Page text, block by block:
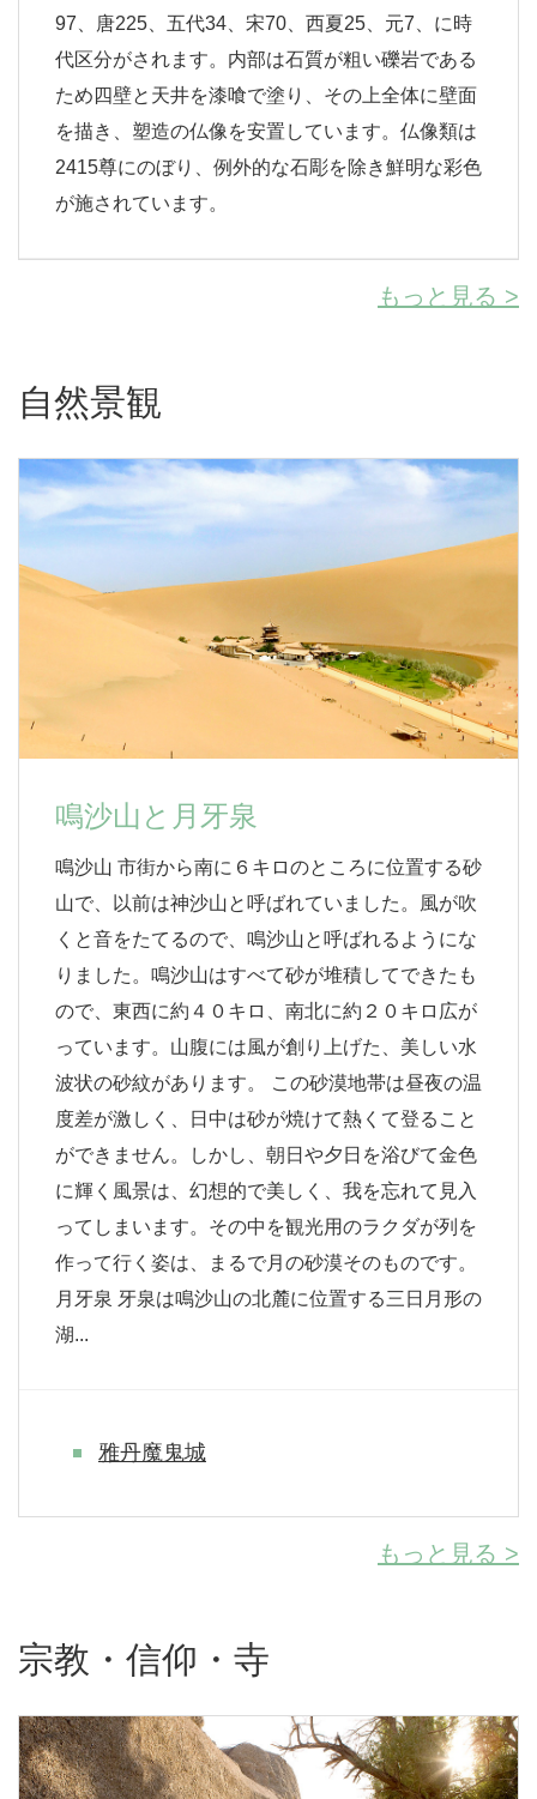
97、唐225、五代34、宋70、西夏25、元7、に時
代区分がされます。内部は石質が粗い礫岩である
ため四壁と天井を漆喰で塗り、その上全体に壁面
を描き、塑造の仏像を安置しています。仏像類は
2415尊にのぼり、例外的な石彫を除き鮮明な彩色
が施されています。
もっと見る >
自然景観
鳴沙山と月牙泉
鳴沙山 市街から南に６キロのところに位置する砂
山で、以前は神沙山と呼ばれていました。風が吹
くと音をたてるので、鳴沙山と呼ばれるようにな
りました。鳴沙山はすべて砂が堆積してできたも
ので、東西に約４０キロ、南北に約２０キロ広が
っています。山腹には風が創り上げた、美しい水
波状の砂紋があります。 この砂漠地帯は昼夜の温
度差が激しく、日中は砂が焼けて熱くて登ること
ができません。しかし、朝日や夕日を浴びて金色
に輝く風景は、幻想的で美しく、我を忘れて見入
ってしまいます。その中を観光用のラクダが列を
作って行く姿は、まるで月の砂漠そのものです。
月牙泉 牙泉は鳴沙山の北麓に位置する三日月形の
湖...
雅丹魔鬼城
もっと見る >
宗教・信仰・寺